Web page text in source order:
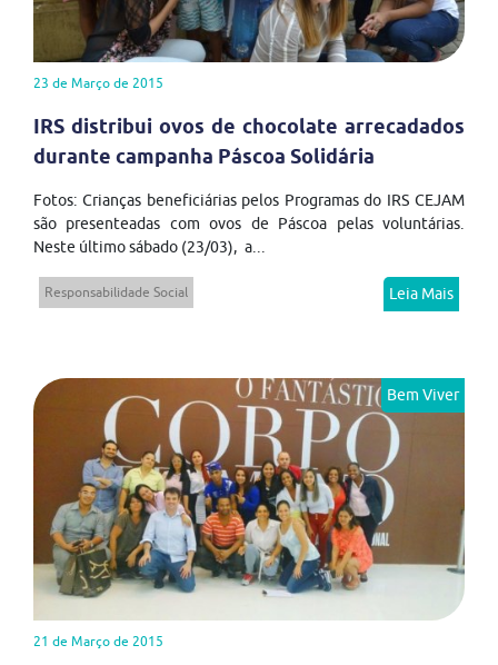
23 de Março de 2015
IRS distribui ovos de chocolate arrecadados
durante campanha Páscoa Solidária
Fotos: Crianças beneficiárias pelos Programas do IRS CEJAM
são presenteadas com ovos de Páscoa pelas voluntárias.
Neste último sábado (23/03), a...
Responsabilidade Social Leia Mais
Bem Viver
21 de Março de 2015